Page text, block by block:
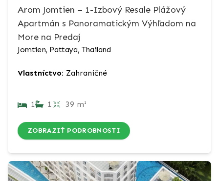
Arom Jomtien – 1-Izbový Resale Plážový
Apartmán s Panoramatickým Výhľadom na
More na Predaj
Jomtien, Pattaya, Thailand
Vlastníctvo: Zahraničné
1 1 39 m²
ZOBRAZIŤ PODROBNOSTI